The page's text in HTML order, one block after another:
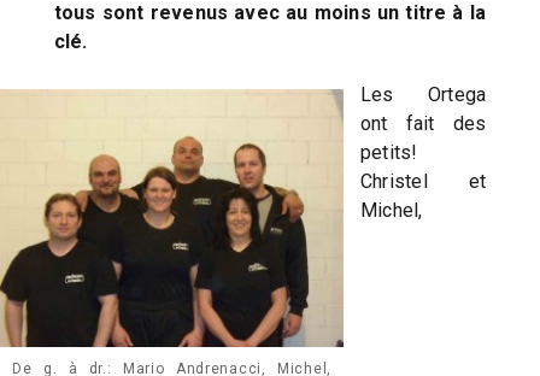
tous sont revenus avec au moins un titre à la
clé.
De g. à dr.: Mario Andrenacci, Michel,
Les Ortega
ont fait des
petits!
Christel et
Michel,